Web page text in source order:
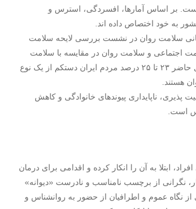
است. بر اساس آمارها، افسردگی، استرس و
به خود اختصاص داده اند.
سلامت روان در نشست بررسی لایحه سلامت
اجتماعی و سلامت روان در مقایسه با سلامت
جسم هم از نظر منابع و اعتبارت و هم از نظر ساختار بسیار عقب است. در حال حاضر ۲۳ تا ۲۵ درصد مردم ایران دستکم از یک نوع
هستند.
ناپایداری پیوندهای خانوادگی و کاهش
است.
ابتلا به آن را انکار کرده و اقدامی برای درمان
نگرانی از برچسب نامناسب و نادرست «دیوانه»
نگاه عموم و اطرافیان از حضور به روانشناس و